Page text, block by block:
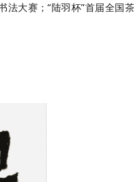
法大赛；“陆羽杯”首届全国